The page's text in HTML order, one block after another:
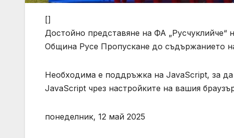
[]
Достойно представяне на ФА
Община Русе Пропускане до съдържанието
Необходима е поддръжка на JavaScript, за
JavaScript чрез настройките на вашия
понеделник, 12 май 2025